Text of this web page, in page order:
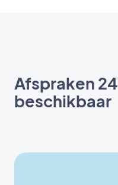
Afspraken
beschikbaar